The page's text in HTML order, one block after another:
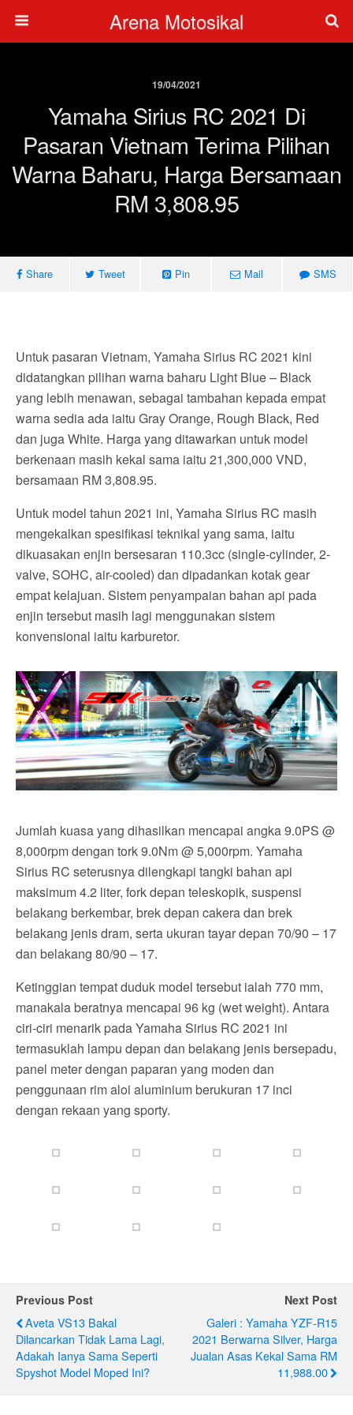
Arena Motosikal
19/04/2021
Yamaha Sirius RC 2021 Di
Pasaran Vietnam Terima Pilihan
Warna Baharu, Harga Bersamaan
RM 3,808.95
Share Tweet Pin Mail SMS
Untuk pasaran Vietnam, Yamaha Sirius RC 2021 kini
didatangkan pilihan warna baharu Light Blue – Black
yang lebih menawan, sebagai tambahan kepada empat
warna sedia ada iaitu Gray Orange, Rough Black, Red
dan juga White. Harga yang ditawarkan untuk model
berkenaan masih kekal sama iaitu 21,300,000 VND,
bersamaan RM 3,808.95.
Untuk model tahun 2021 ini, Yamaha Sirius RC masih
mengekalkan spesifikasi teknikal yang sama, iaitu
dikuasakan enjin bersesaran 110.3cc (single-cylinder, 2-
valve, SOHC, air-cooled) dan dipadankan kotak gear
empat kelajuan. Sistem penyampaian bahan api pada
enjin tersebut masih lagi menggunakan sistem
konvensional iaitu karburetor.
Jumlah kuasa yang dihasilkan mencapai angka 9.0PS @
8,000rpm dengan tork 9.0Nm @ 5,000rpm. Yamaha
Sirius RC seterusnya dilengkapi tangki bahan api
maksimum 4.2 liter, fork depan teleskopik, suspensi
belakang berkembar, brek depan cakera dan brek
belakang jenis dram, serta ukuran tayar depan 70/90 – 17
dan belakang 80/90 – 17.
Ketinggian tempat duduk model tersebut ialah 770 mm,
manakala beratnya mencapai 96 kg (wet weight). Antara
ciri-ciri menarik pada Yamaha Sirius RC 2021 ini
termasuklah lampu depan dan belakang jenis bersepadu,
panel meter dengan paparan yang moden dan
penggunaan rim aloi aluminium berukuran 17 inci
dengan rekaan yang sporty.
Previous Post
Aveta VS13 Bakal
Dilancarkan Tidak Lama Lagi,
Adakah Ianya Sama Seperti
Spyshot Model Moped Ini?
Next Post
Galeri : Yamaha YZF-R15
2021 Berwarna Silver, Harga
Jualan Asas Kekal Sama RM
11,988.00